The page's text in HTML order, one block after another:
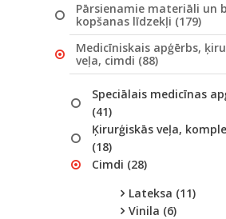
Pārsienamie materiāli un
kopšanas līdzekļi (179)
Medicīniskais apģērbs,
veļa, cimdi (88)
Speciālais medicīnas
(41)
Ķirurģiskās veļa,
(18)
Cimdi (28)
Lateksa (11)
Vinila (6)